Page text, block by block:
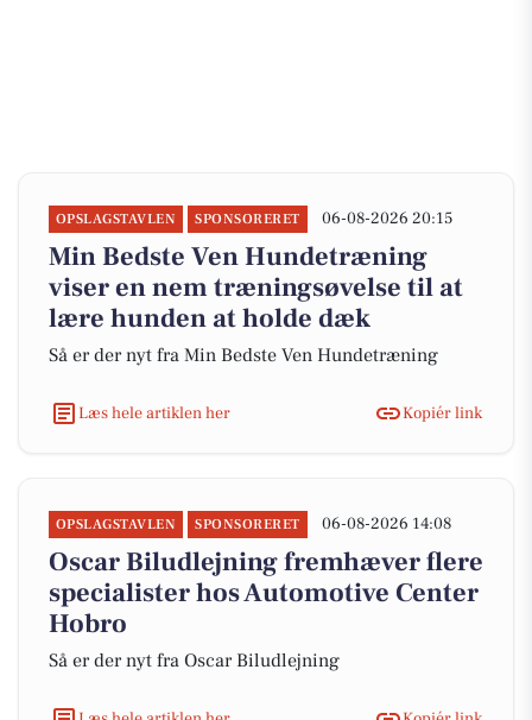
OPSLAGSTAVLEN SPONSORERET 06-08-2026 20:15
Min Bedste Ven Hundetræning
viser en nem træningsøvelse til at
lære hunden at holde dæk
Så er der nyt fra Min Bedste Ven Hundetræning
Læs hele artiklen her Kopiér link
OPSLAGSTAVLEN SPONSORERET 06-08-2026 14:08
Oscar Biludlejning fremhæver flere
specialister hos Automotive Center
Hobro
Så er der nyt fra Oscar Biludlejning